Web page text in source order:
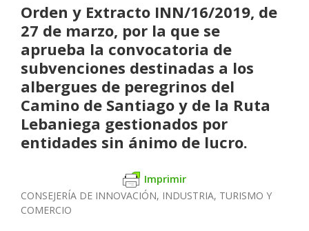
Orden y Extracto INN/16/2019, de
27 de marzo, por la que se
aprueba la convocatoria de
subvenciones destinadas a los
albergues de peregrinos del
Camino de Santiago y de la Ruta
Lebaniega gestionados por
entidades sin ánimo de lucro.
Imprimir
CONSEJERÍA DE INNOVACIÓN, INDUSTRIA, TURISMO Y
COMERCIO